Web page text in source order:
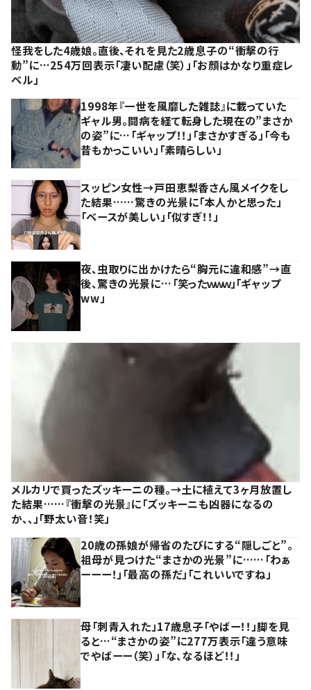
怪我をした4歳娘。直後、それを見た2歳息子の“衝撃の行
動”に…254万回表示「凄い配慮（笑）」「お顔はかなり重症レ
ベル」
1998年『一世を風靡した雑誌』に載っていた
ギャル男。闘病を経て転身した現在の”まさか
の姿”に…「ギャップ！！」「まさかすぎる」「今も
昔もかっこいい」「素晴らしい」
スッピン女性→戸田恵梨香さん風メイクをし
た結果……驚きの光景に「本人かと思った」
「ベースが美しい」「似すぎ！！」
夜、虫取りに出かけたら“胸元に違和感”→直
後、驚きの光景に…「笑ったｗｗｗ」「ギャップ
ww」
メルカリで買ったズッキーニの種。→土に植えて3ヶ月放置し
た結果……『衝撃の光景』に「ズッキーニも凶器になるの
か、、」「野太い音！笑」
20歳の孫娘が帰省のたびにする“隠しごと”。
祖母が見つけた“まさかの光景”に……「わぁ
ーーー！」「最高の孫だ」「これいいですね」
母「刺青入れた」17歳息子「やばー！！」脚を見
ると…“まさかの姿”に277万表示「違う意味
でやばーー（笑）」「な、なるほど！！」